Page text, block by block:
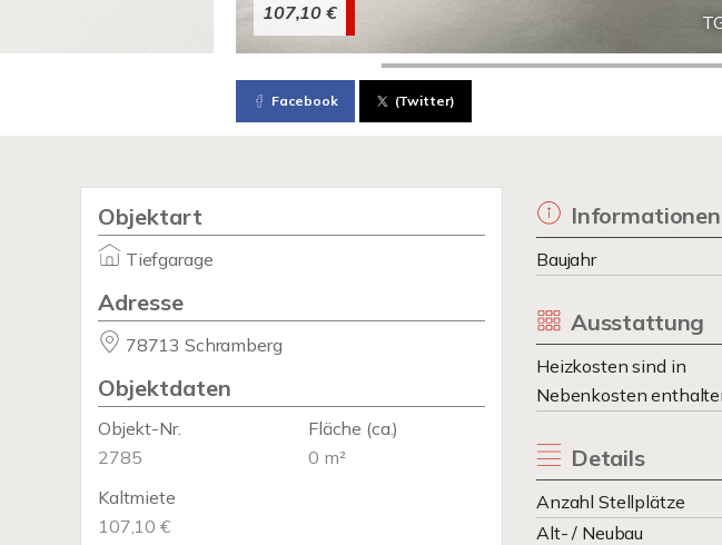
107,10 €
Facebook (Twitter)
Objektart
Tiefgarage
Adresse
78713 Schramberg
Objektdaten
Objekt-Nr.
2785
Fläche (ca.)
0 m²
Kaltmiete
107,10 €
Informationen
Baujahr
Ausstattung
Heizkosten sind in
Nebenkosten
Details
Anzahl Stellplätze
Alt- / Neubau